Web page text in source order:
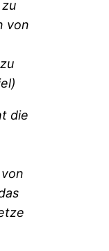
von
die